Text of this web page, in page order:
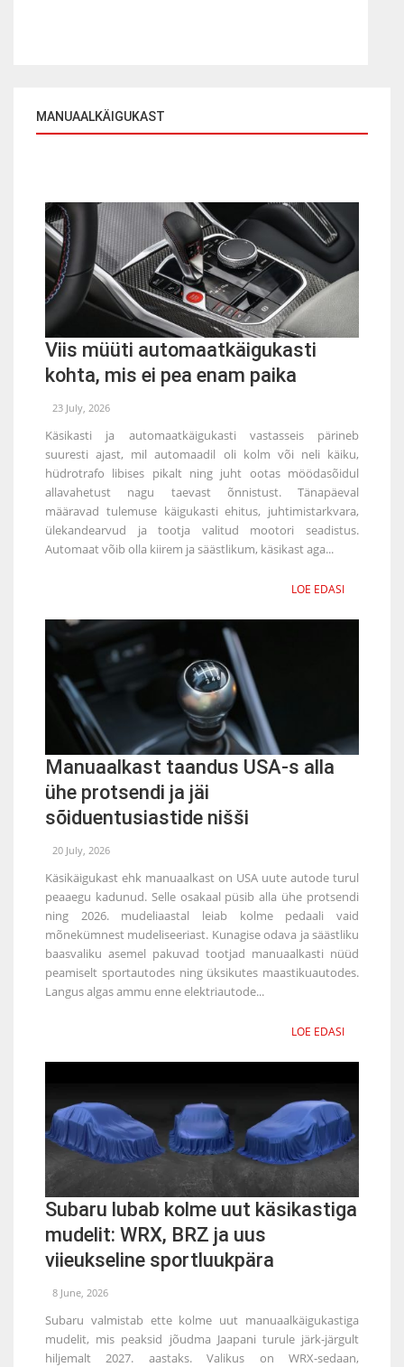
MANUAALKÄIGUKAST
Viis müüti automaatkäigukasti
kohta, mis ei pea enam paika
23 July, 2026
Käsikasti ja automaatkäigukasti vastasseis pärineb
suuresti ajast, mil automaadil oli kolm või neli käiku,
hüdrotrafo libises pikalt ning juht ootas möödasõidul
allavahetust nagu taevast õnnistust. Tänapäeval
määravad tulemuse käigukasti ehitus, juhtimistarkvara,
ülekandearvud ja tootja valitud mootori seadistus.
Automaat võib olla kiirem ja säästlikum, käsikast aga...
LOE EDASI
Manuaalkast taandus USA-s alla
ühe protsendi ja jäi
sõiduentusiastide nišši
20 July, 2026
Käsikäigukast ehk manuaalkast on USA uute autode turul
peaaegu kadunud. Selle osakaal püsib alla ühe protsendi
ning 2026. mudeliaastal leiab kolme pedaali vaid
mõnekümnest mudeliseeriast. Kunagise odava ja säästliku
baasvaliku asemel pakuvad tootjad manuaalkasti nüüd
peamiselt sportautodes ning üksikutes maastikuautodes.
Langus algas ammu enne elektriautode...
LOE EDASI
Subaru lubab kolme uut käsikastiga
mudelit: WRX, BRZ ja uus
viieukseline sportluukpära
8 June, 2026
Subaru valmistab ette kolme uut manuaalkäigukastiga
mudelit, mis peaksid jõudma Jaapani turule järk-järgult
hiljemalt 2027. aastaks. Valikus on WRX-sedaan,